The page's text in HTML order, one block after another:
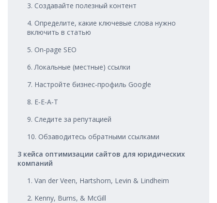
3. Создавайте полезный контент
4. Определите, какие ключевые слова нужно
включить в статью
5. On‑page SEO
6. Локальные (местные) ссылки
7. Настройте бизнес‑профиль Google
8. E‑E‑A‑T
9. Следите за репутацией
10. Обзаводитесь обратными ссылками
3 кейса оптимизации сайтов для юридических
компаний
1. Van der Veen, Hartshorn, Levin & Lindheim
2. Kenny, Burns, & McGill